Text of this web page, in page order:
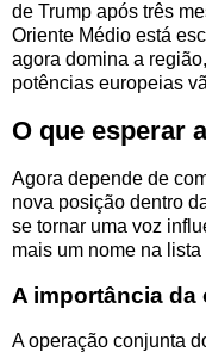
de Trump após três
Oriente Médio está
agora domina a
potências europeias
O que esperar
Agora depende de
nova posição dentro
se tornar uma voz
mais um nome na
A importância da
A operação conjunta